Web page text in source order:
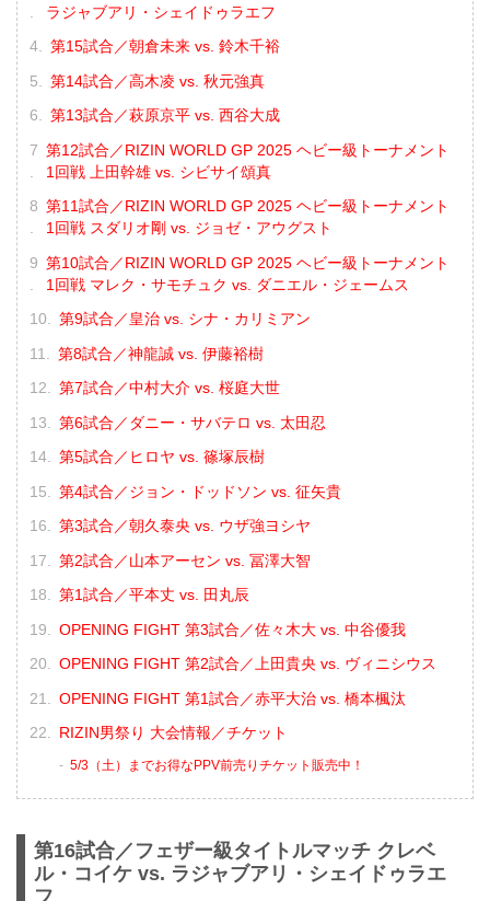
ラジャブアリ・シェイドゥラエフ
第15試合／朝倉未来 vs. 鈴木千裕
第14試合／高木凌 vs. 秋元強真
第13試合／萩原京平 vs. 西谷大成
第12試合／RIZIN WORLD GP 2025 ヘビー級トーナメント
1回戦 上田幹雄 vs. シビサイ頌真
第11試合／RIZIN WORLD GP 2025 ヘビー級トーナメント
1回戦 スダリオ剛 vs. ジョゼ・アウグスト
第10試合／RIZIN WORLD GP 2025 ヘビー級トーナメント
1回戦 マレク・サモチュク vs. ダニエル・ジェームス
第9試合／皇治 vs. シナ・カリミアン
第8試合／神龍誠 vs. 伊藤裕樹
第7試合／中村大介 vs. 桜庭大世
第6試合／ダニー・サバテロ vs. 太田忍
第5試合／ヒロヤ vs. 篠塚辰樹
第4試合／ジョン・ドッドソン vs. 征矢貴
第3試合／朝久泰央 vs. ウザ強ヨシヤ
第2試合／山本アーセン vs. 冨澤大智
第1試合／平本丈 vs. 田丸辰
OPENING FIGHT 第3試合／佐々木大 vs. 中谷優我
OPENING FIGHT 第2試合／上田貴央 vs. ヴィニシウス
OPENING FIGHT 第1試合／赤平大治 vs. 橋本楓汰
RIZIN男祭り 大会情報／チケット
5/3（土）までお得なPPV前売りチケット販売中！
第16試合／フェザー級タイトルマッチ クレベ
ル・コイケ vs. ラジャブアリ・シェイドゥラエ